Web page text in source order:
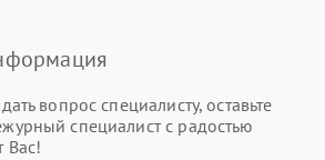
вопрос специалисту, оставьте
специалист с радостью
Вас!